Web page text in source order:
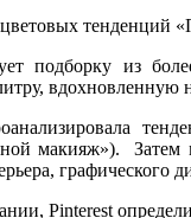
тенденций
подборку из
вдохновленную
макияж»). Затем
графического
Pinterest